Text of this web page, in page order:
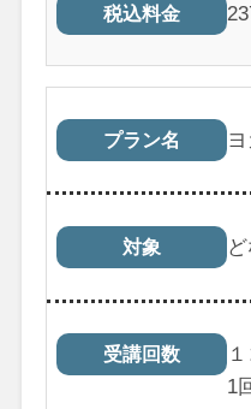
税込料金
プラン名
対象
受講回数
1